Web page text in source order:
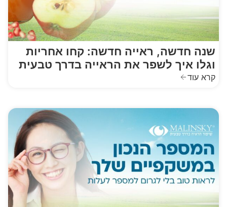
שנה חדשה, ראייה חדשה: קחו אחריות
וגלו איך לשפר את הראייה בדרך טבעית
קרא עוד